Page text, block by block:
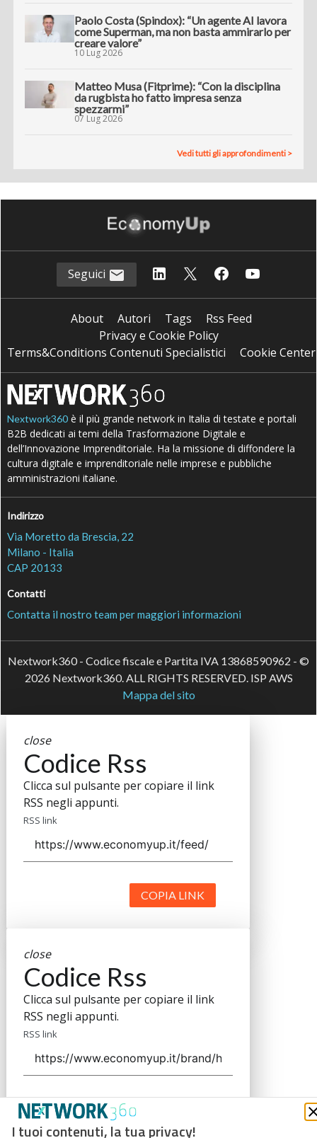
Paolo Costa (Spindox): “Un agente AI lavora
come Superman, ma non basta ammirarlo per
creare valore”
10 Lug 2026
Matteo Musa (Fitprime): “Con la disciplina
da rugbista ho fatto impresa senza
spezzarmi”
07 Lug 2026
Vedi tutti gli approfondimenti >
I tuoi contenuti, la tua privacy!
Seguici
About Autori Tags
Rss Feed
Privacy e Cookie Policy
Terms&Conditions Contenuti Specialistici
Cookie Center
Nextwork360 è il più grande network in Italia di testate e portali
B2B dedicati ai temi della Trasformazione Digitale e
dell’Innovazione Imprenditoriale. Ha la missione di diffondere la
cultura digitale e imprenditoriale nelle imprese e pubbliche
amministrazioni italiane.
Indirizzo
Via Moretto da Brescia, 22
Milano - Italia
CAP 20133
Contatti
Contatta il nostro team per maggiori informazioni
Nextwork360 - Codice fiscale e Partita IVA 13868590962 - ©
2026 Nextwork360. ALL RIGHTS RESERVED. ISP AWS
Mappa del sito
close
Codice Rss
Clicca sul pulsante per copiare il link
RSS negli appunti.
RSS link
COPIA LINK
close
Codice Rss
Clicca sul pulsante per copiare il link
RSS negli appunti.
RSS link